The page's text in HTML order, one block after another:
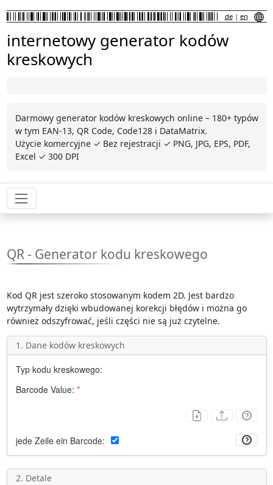
de| en
internetowy generator kodów
kreskowych
Darmowy generator kodów kreskowych online – 180+ typów
w tym EAN-13, QR Code, Code128 i DataMatrix.
Użycie komercyjne ✓ Bez rejestracji ✓ PNG, JPG, EPS, PDF,
Excel ✓ 300 DPI
QR - Generator kodu kreskowego
Kod QR jest szeroko stosowanym kodem 2D. Jest bardzo
wytrzymały dzięki wbudowanej korekcji błędów i można go
również odszyfrować, jeśli części nie są już czytelne.
1. Dane kodów kreskowych
Typ kodu kreskowego:
Barcode Value: *
jede Zeile ein Barcode:
2. Detale